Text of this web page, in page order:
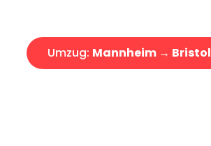
Umzug: Mannheim → Bristol